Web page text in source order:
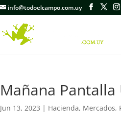
info@todoelcampo.com.uy
Mañana
Jun 13, 2023 | Hacienda, Mercados,